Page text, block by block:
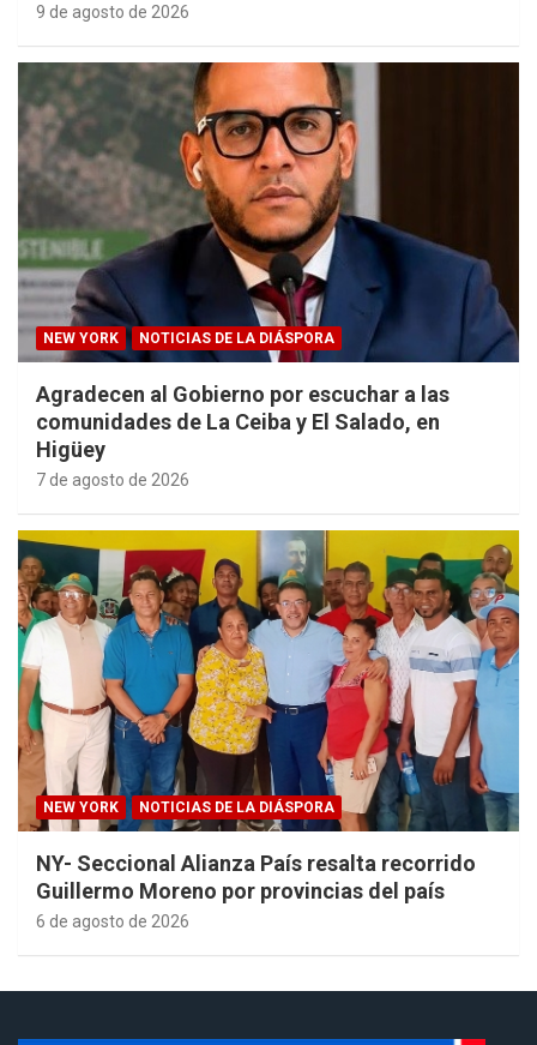
9 de agosto de 2026
NEW YORK NOTICIAS DE LA DIÁSPORA
Agradecen al Gobierno por escuchar a las
comunidades de La Ceiba y El Salado, en
Higüey
7 de agosto de 2026
NEW YORK NOTICIAS DE LA DIÁSPORA
NY- Seccional Alianza País resalta recorrido
Guillermo Moreno por provincias del país
6 de agosto de 2026